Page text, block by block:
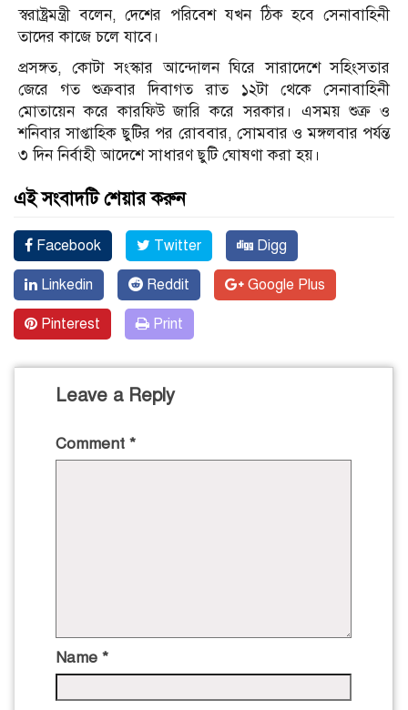
স্বরাষ্ট্রমন্ত্রী বলেন, দেশের পরিবেশ যখন ঠিক হবে সেনাবাহিনী
তাদের কাজে চলে যাবে।
প্রসঙ্গত, কোটা সংস্কার আন্দোলন ঘিরে সারাদেশে সহিংসতার
জেরে গত শুক্রবার দিবাগত রাত ১২টা থেকে সেনাবাহিনী
মোতায়েন করে কারফিউ জারি করে সরকার। এসময় শুক্র ও
শনিবার সাপ্তাহিক ছুটির পর রোববার, সোমবার ও মঙ্গলবার পর্যন্ত
৩ দিন নির্বাহী আদেশে সাধারণ ছুটি ঘোষণা করা হয়।
এই সংবাদটি শেয়ার করুন
Facebook Twitter Digg
Linkedin Reddit Google Plus
Pinterest Print
Leave a Reply
Comment *
Name *